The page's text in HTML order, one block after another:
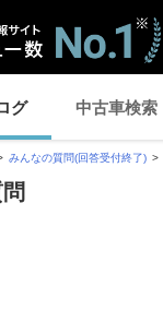
グ 中古車検索
みんなの質問(回答受付終了)